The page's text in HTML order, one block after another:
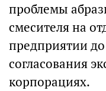
проблемы
смесителя на
предприятии
согласования
корпорациях.